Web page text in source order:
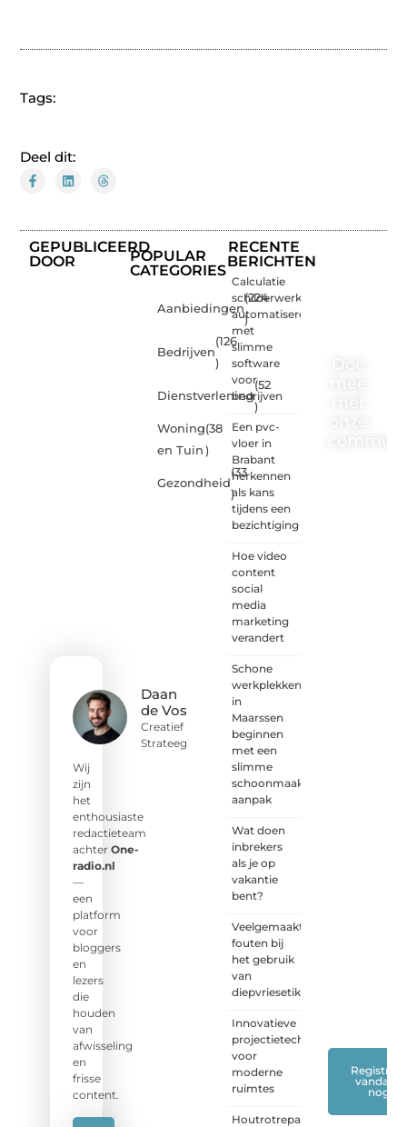
Tags:
Deel dit:
GEPUBLICEERD
DOOR
Daan
de Vos
Creatief
Strateeg
Wij
zijn
het
enthousiaste
redactieteam
achter One-
radio.nl
—
een
platform
voor
bloggers
en
lezers
die
houden
van
afwisseling
en
frisse
content.
POPULAR
CATEGORIES
Aanbiedingen
(224
)
Bedrijven
(126
)
Dienstverlening
(52
)
Woning
en Tuin
(38
)
Gezondheid
(33
)
RECENTE
BERICHTEN
Calculatie
schilderwerk
automatiseren
met
slimme
software
voor
bedrijven
Een pvc-
vloer in
Brabant
herkennen
als kans
tijdens een
bezichtiging
Hoe video
content
social
media
marketing
verandert
Schone
werkplekken
in
Maarssen
beginnen
met een
slimme
schoonmaak
aanpak
Wat doen
inbrekers
als je op
vakantie
bent?
Veelgemaakte
fouten bij
het gebruik
van
diepvriesetiketten
Innovatieve
projectietechnieken
voor
moderne
ruimtes
Houtrotreparatie
Registreer
vandaag
nog